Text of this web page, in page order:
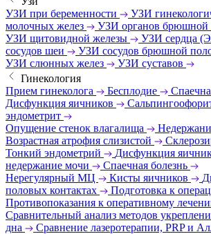
УЗИ при беременности
УЗИ
молочных желез
УЗИ органов брюшной
УЗИ щитовидной железы
УЗИ сердца
сосудов шеи
УЗИ сосудов брюшной
УЗИ слюнных желез
УЗИ суставов
Гинекология
Прием гинеколога
Бесплодие
Дисфункция яичников
эндометрит
Опущение стенок влагалища
Возрастная атрофия слизистой
Тонкий эндометрий
Дисфункция
недержание мочи
Спаечная болезнь
Нерегулярный МЦ
Кисты яичников
половых контактах
Подготовка к
Противопоказания к оперативному
Сравнительный анализ методов
дна
Сравнение лазеротерапии, PRP и